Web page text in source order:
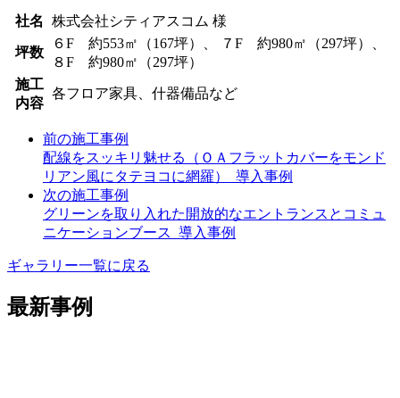
社名 株式会社シティアスコム 様
坪数
６F 約553㎡（167坪）、 ７F 約980㎡（297坪）、
８F 約980㎡（297坪）
施工
内容
各フロア家具、什器備品など
前の施工事例
配線をスッキリ魅せる（ＯＡフラットカバーをモンド
リアン風にタテヨコに網羅）_導入事例
次の施工事例
グリーンを取り入れた開放的なエントランスとコミュ
ニケーションブース_導入事例
ギャラリー一覧に戻る
最新事例